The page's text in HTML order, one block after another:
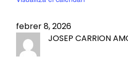
febrer 8, 2026
JOSEP CARRION